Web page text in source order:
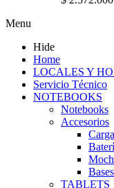
Menu
Hide
Home
LOCALES Y
Servicio Técnico
NOTEBOOKS
Notebooks
Accesorios
TABLETS